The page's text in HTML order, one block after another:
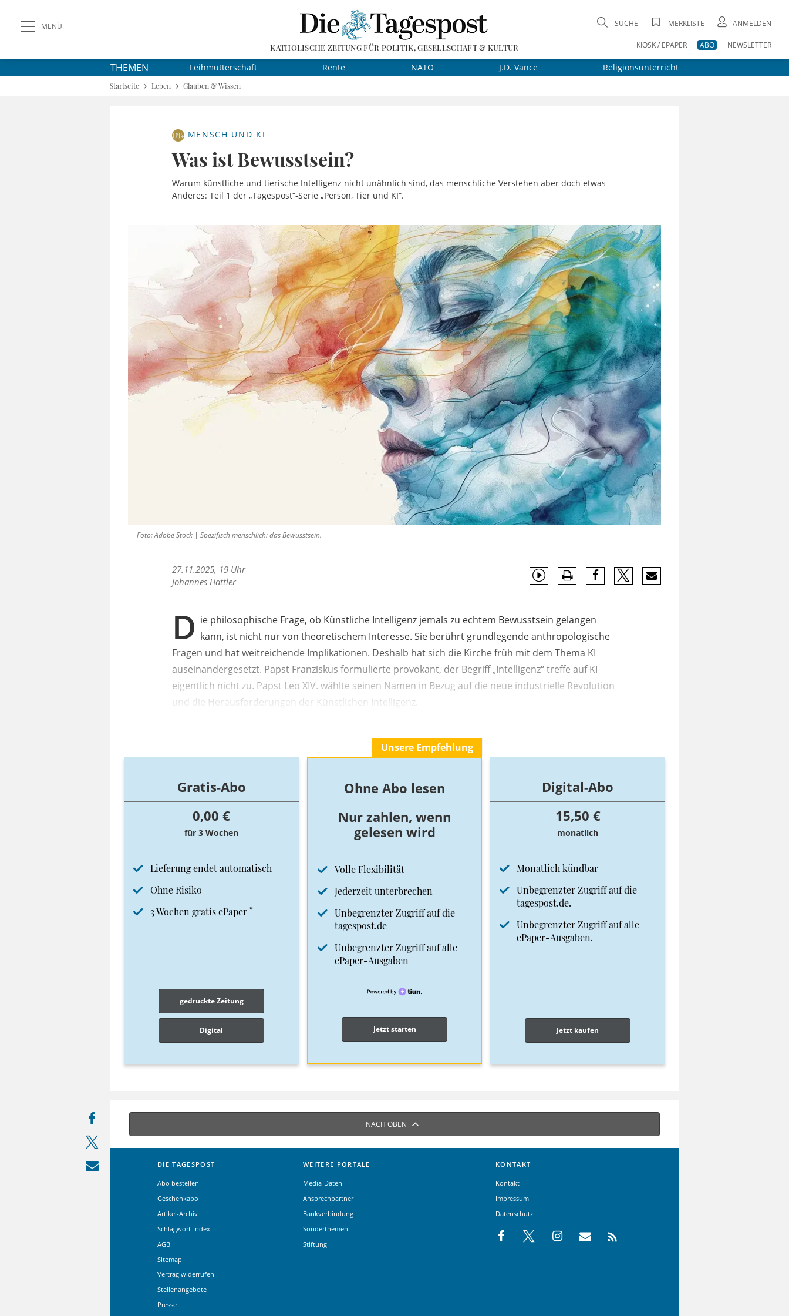
MENÜ
KATHOLISCHE ZEITUNG FÜR POLITIK, GESELLSCHAFT & KULTUR
SUCHE MERKLISTE ANMELDEN
KIOSK / EPAPER ABO NEWSLETTER
THEMEN Leihmutterschaft Rente NATO J.D. Vance Religionsunterricht
Startseite Leben Glauben & Wissen
MENSCH UND KI
Was ist Bewusstsein?
Warum künstliche und tierische Intelligenz nicht unähnlich sind, das menschliche Verstehen aber doch etwas
Anderes: Teil 1 der „Tagespost“-Serie „Person, Tier und KI“.
Foto: Adobe Stock | Spezifisch menschlich: das Bewusstsein.
27.11.2025, 19 Uhr
Johannes Hattler
D ie philosophische Frage, ob Künstliche Intelligenz jemals zu echtem Bewusstsein gelangen
kann, ist nicht nur von theoretischem Interesse. Sie berührt grundlegende anthropologische
Fragen und hat weitreichende Implikationen. Deshalb hat sich die Kirche früh mit dem Thema KI
auseinandergesetzt. Papst Franziskus formulierte provokant, der Begriff „Intelligenz“ treffe auf KI
eigentlich nicht zu. Papst Leo XIV. wählte seinen Namen in Bezug auf die neue industrielle Revolution
und die Herausforderungen der Künstlichen Intelligenz.
Gratis-Abo
0,00 €
für 3 Wochen
Lieferung endet automatisch
Ohne Risiko
3 Wochen gratis ePaper *
gedruckte Zeitung
Digital
Unsere Empfehlung
Ohne Abo lesen
Nur zahlen, wenn
gelesen wird
Volle Flexibilität
Jederzeit unterbrechen
Unbegrenzter Zugriff auf die-
tagespost.de
Unbegrenzter Zugriff auf alle
ePaper-Ausgaben
Jetzt starten
Digital-Abo
15,50 €
monatlich
Monatlich kündbar
Unbegrenzter Zugriff auf die-
tagespost.de.
Unbegrenzter Zugriff auf alle
ePaper-Ausgaben.
Jetzt kaufen
NACH OBEN
DIE TAGESPOST
Abo bestellen
Geschenkabo
Artikel-Archiv
Schlagwort-Index
AGB
Sitemap
Vertrag widerrufen
Stellenangebote
Presse
WEITERE PORTALE
Media-Daten
Ansprechpartner
Bankverbindung
Sonderthemen
Stiftung
KONTAKT
Kontakt
Impressum
Datenschutz